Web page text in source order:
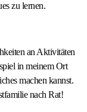
zu lernen.
an Aktivitäten
in meinem Ort
machen kannst.
nach Rat!